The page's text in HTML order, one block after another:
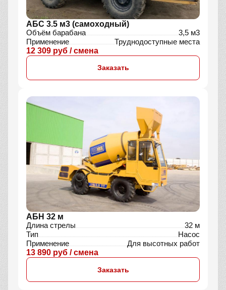
АБС 3.5 м3 (самоходный)
Объём барабана
3,5 м3
Применение
Труднодоступные места
12 309 руб / смена
Заказать
АБН 32 м
Длина стрелы
32 м
Тип
Насос
Применение
Для высотных работ
13 890 руб / смена
Заказать